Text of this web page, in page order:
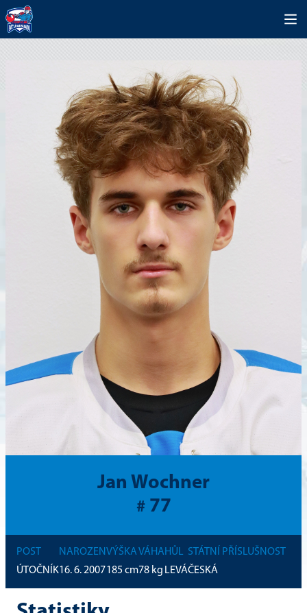
Jan Wochner
# 77
POST
ÚTOČNÍK
NAROZEN
16. 6. 2007
VÝŠKA
185 cm
VÁHA
78 kg
HŮL
LEVÁ
STÁTNÍ PŘÍSLUŠNOST
ČESKÁ